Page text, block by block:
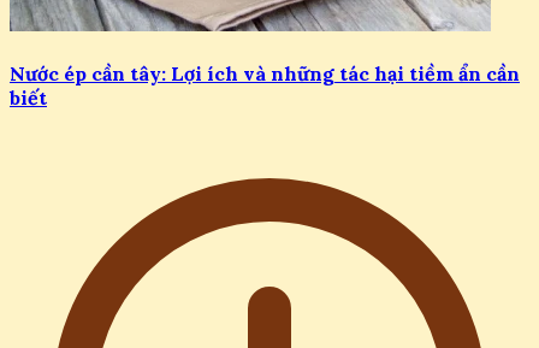
Nước ép cần tây: Lợi ích và những tác hại tiềm ẩn cần
biết